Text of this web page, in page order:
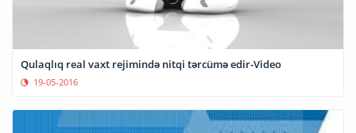
Qulaqlıq real vaxt rejimində nitqi tərcümə edir-Video
19-05-2016